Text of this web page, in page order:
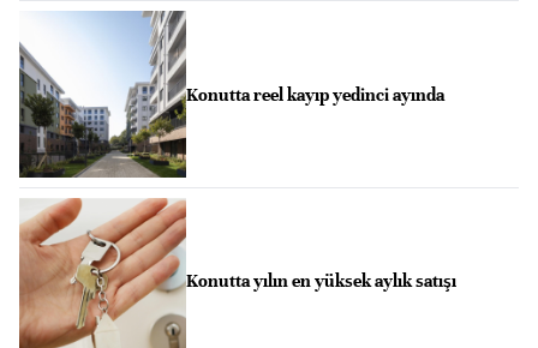
Konutta reel kayıp yedinci ayında
Konutta yılın en yüksek aylık satışı